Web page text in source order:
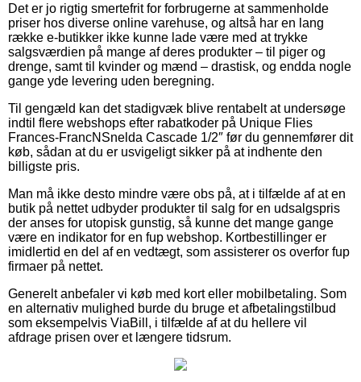
Det er jo rigtig smertefrit for forbrugerne at sammenholde
priser hos diverse online varehuse, og altså har en lang
række e-butikker ikke kunne lade være med at trykke
salgsværdien på mange af deres produkter – til piger og
drenge, samt til kvinder og mænd – drastisk, og endda nogle
gange yde levering uden beregning.
Til gengæld kan det stadigvæk blive rentabelt at undersøge
indtil flere webshops efter rabatkoder på Unique Flies
Frances-FrancNSnelda Cascade 1/2″ før du gennemfører dit
køb, sådan at du er usvigeligt sikker på at indhente den
billigste pris.
Man må ikke desto mindre være obs på, at i tilfælde af at en
butik på nettet udbyder produkter til salg for en udsalgspris
der anses for utopisk gunstig, så kunne det mange gange
være en indikator for en fup webshop. Kortbestillinger er
imidlertid en del af en vedtægt, som assisterer os overfor fup
firmaer på nettet.
Generelt anbefaler vi køb med kort eller mobilbetaling. Som
en alternativ mulighed burde du bruge et afbetalingstilbud
som eksempelvis ViaBill, i tilfælde af at du hellere vil
afdrage prisen over et længere tidsrum.